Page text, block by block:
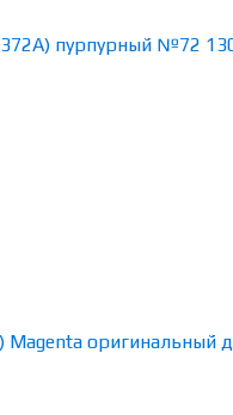
пурпурный №72